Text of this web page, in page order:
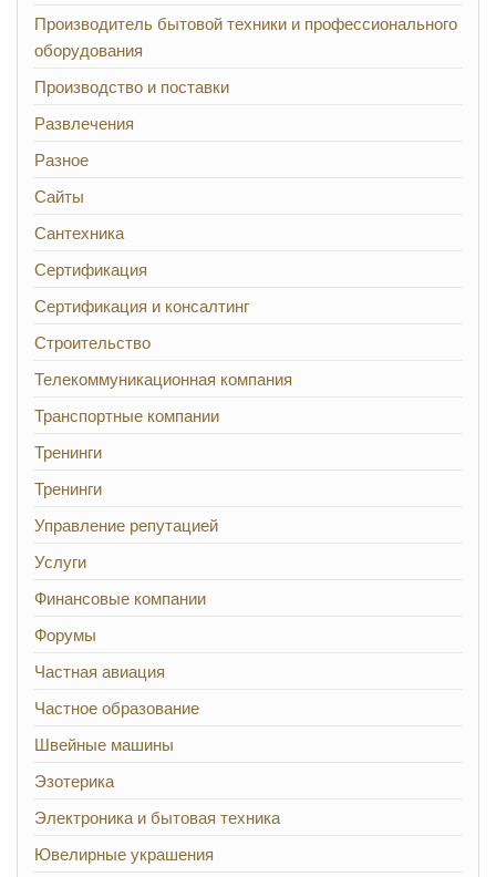
Производитель бытовой техники и профессионального
оборудования
Производство и поставки
Развлечения
Разное
Сайты
Сантехника
Сертификация
Сертификация и консалтинг
Строительство
Телекоммуникационная компания
Транспортные компании
Тренинги
Тренинги
Управление репутацией
Услуги
Финансовые компании
Форумы
Частная авиация
Частное образование
Швейные машины
Эзотерика
Электроника и бытовая техника
Ювелирные украшения